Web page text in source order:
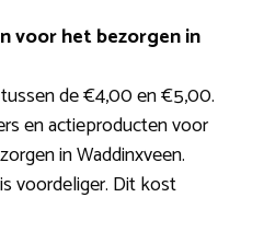
voor het bezorgen in
de €4,00 en €5,00.
en actieproducten voor
in Waddinxveen.
voordeliger. Dit kost